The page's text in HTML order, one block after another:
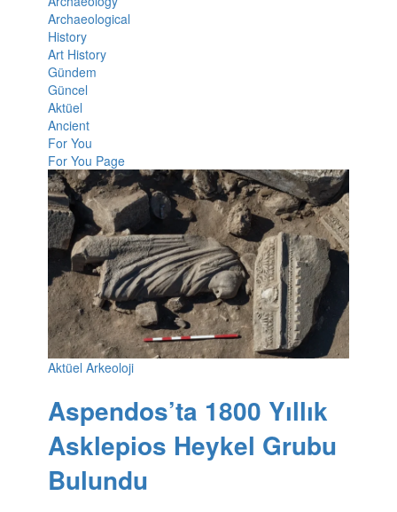
Archaeological
History
Art History
Gündem
Güncel
Aktüel
Ancient
For You
For You Page
Aktüel Arkeoloji
Aspendos’ta 1800 Yıllık
Asklepios Heykel Grubu
Bulundu